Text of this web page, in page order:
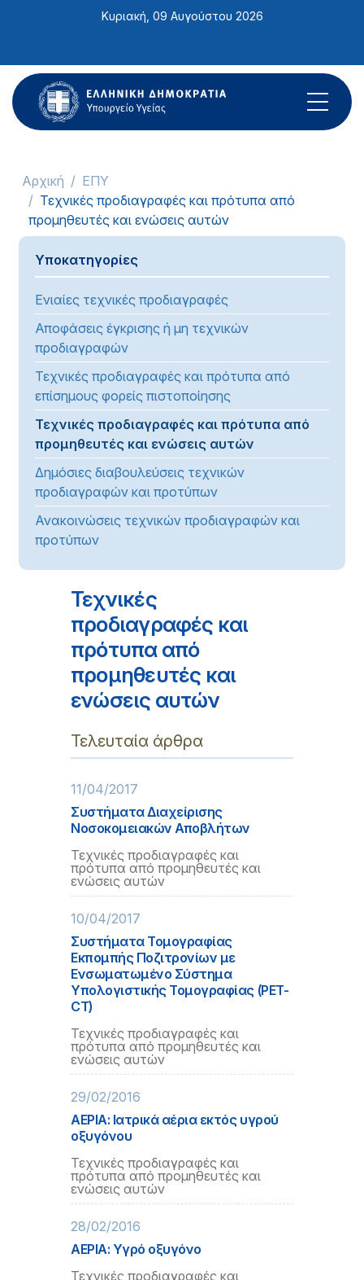
ιστότοπος
περιλαμβάνει
ένα
σύστημα
Κυριακή, 09 Αυγούστου 2026
Αρχική
ΕΠΥ
Τεχνικές προδιαγραφές και πρότυπα από
προμηθευτές και ενώσεις αυτών
Υποκατηγορίες
Ενιαίες τεχνικές προδιαγραφές
Αποφάσεις έγκρισης ή μη τεχνικών
προδιαγραφών
Τεχνικές προδιαγραφές και πρότυπα από
επίσημους φορείς πιστοποίησης
Τεχνικές προδιαγραφές και πρότυπα από
προμηθευτές και ενώσεις αυτών
Δημόσιες διαβουλεύσεις τεχνικών
προδιαγραφών και προτύπων
Ανακοινώσεις τεχνικών προδιαγραφών και
προτύπων
Τεχνικές
προδιαγραφές και
πρότυπα από
προμηθευτές και
ενώσεις αυτών
Τελευταία άρθρα
11/04/2017
Συστήματα Διαχείρισης
Νοσοκομειακών Αποβλήτων
Τεχνικές προδιαγραφές και
πρότυπα από προμηθευτές και
ενώσεις αυτών
10/04/2017
Συστήματα Τομογραφίας
Εκπομπής Ποζιτρονίων με
Ενσωματωμένο Σύστημα
Υπολογιστικής Τομογραφίας (PET-
CT)
Τεχνικές προδιαγραφές και
πρότυπα από προμηθευτές και
ενώσεις αυτών
29/02/2016
ΑΕΡΙΑ: Ιατρικά αέρια εκτός υγρού
οξυγόνου
Τεχνικές προδιαγραφές και
πρότυπα από προμηθευτές και
ενώσεις αυτών
28/02/2016
ΑΕΡΙΑ: Υγρό οξυγόνο
Τεχνικές προδιαγραφές και